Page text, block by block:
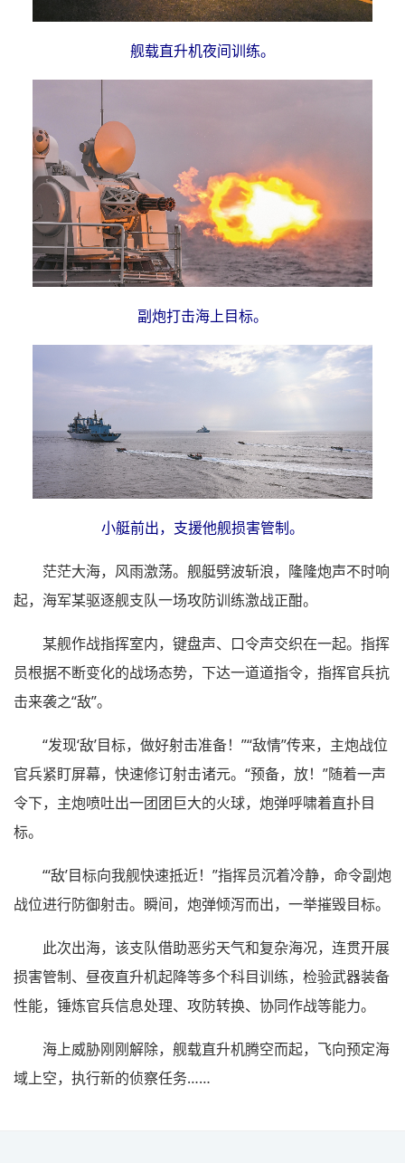
舰载直升机夜间训练。
副炮打击海上目标。
小艇前出，支援他舰损害管制。
茫茫大海，风雨激荡。舰艇劈波斩浪，隆隆炮声不时响
起，海军某驱逐舰支队一场攻防训练激战正酣。
某舰作战指挥室内，键盘声、口令声交织在一起。指挥
员根据不断变化的战场态势，下达一道道指令，指挥官兵抗
击来袭之“敌”。
“发现‘敌’目标，做好射击准备！”“敌情”传来，主炮战位
官兵紧盯屏幕，快速修订射击诸元。“预备，放！”随着一声
令下，主炮喷吐出一团团巨大的火球，炮弹呼啸着直扑目
标。
“‘敌’目标向我舰快速抵近！”指挥员沉着冷静，命令副炮
战位进行防御射击。瞬间，炮弹倾泻而出，一举摧毁目标。
此次出海，该支队借助恶劣天气和复杂海况，连贯开展
损害管制、昼夜直升机起降等多个科目训练，检验武器装备
性能，锤炼官兵信息处理、攻防转换、协同作战等能力。
海上威胁刚刚解除，舰载直升机腾空而起，飞向预定海
域上空，执行新的侦察任务……